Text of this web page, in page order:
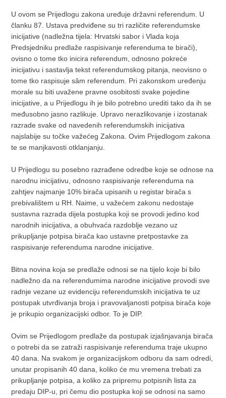
U ovom se Prijedlogu zakona uređuje državni referendum. U
članku 87. Ustava predviđene su tri različite referendumske
inicijative (nadležna tijela: Hrvatski sabor i Vlada koja
Predsjedniku predlaže raspisivanje referenduma te birači),
ovisno o tome tko inicira referendum, odnosno pokreće
inicijativu i sastavlja tekst referendumskog pitanja, neovisno o
tome tko raspisuje sâm referendum. Pri zakonskom uređenju
morale su biti uvažene pravne osobitosti svake pojedine
inicijative, a u Prijedlogu ih je bilo potrebno urediti tako da ih se
međusobno jasno razlikuje. Upravo nerazlikovanje i izostanak
razrade svake od navedenih referendumskih inicijativa
najslabije su točke važećeg Zakona. Ovim Prijedlogom zakona
te se manjkavosti otklanjanju.
U Prijedlogu su posebno razrađene odredbe koje se odnose na
narodnu inicijativu, odnosno raspisivanje referenduma na
zahtjev najmanje 10% birača upisanih u registar birača s
prebivalištem u RH. Naime, u važećem zakonu nedostaje
sustavna razrada dijela postupka koji se provodi jedino kod
narodnih inicijativa, a obuhvaća razdoblje vezano uz
prikupljanje potpisa birača kao ustavne pretpostavke za
raspisivanje referenduma narodne inicijative.
Bitna novina koja se predlaže odnosi se na tijelo koje bi bilo
nadležno da na referendumima narodne inicijative provodi sve
radnje vezane uz evidenciju referendumskih inicijativa te uz
postupak utvrđivanja broja i pravovaljanosti potpisa birača koje
je prikupio organizacijski odbor. To je DIP.
Ovim se Prijedlogom predlaže da postupak izjašnjavanja birača
o potrebi da se zatraži raspisivanje referenduma traje ukupno
40 dana. Na svakom je organizacijskom odboru da sam odredi,
unutar propisanih 40 dana, koliko će mu vremena trebati za
prikupljanje potpisa, a koliko za pripremu potpisnih lista za
predaju DIP-u, pri čemu dio postupka koji se odnosi na samo